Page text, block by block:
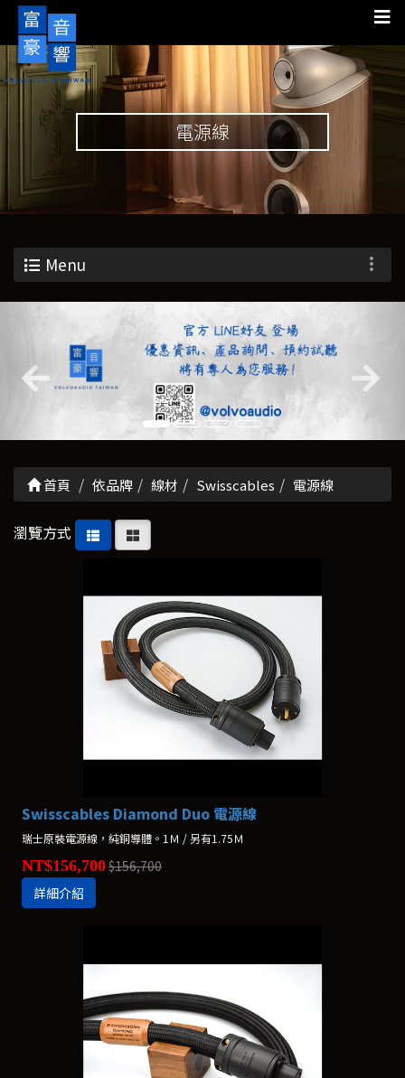
電源線
Menu
首頁 依品牌 線材 Swisscables 電源線
瀏覽方式
Swisscables Diamond Duo 電源線
瑞士原裝電源線，純銅導體。1Ｍ / 另有1.75Ｍ
NT$156,700$156,700
詳細介紹